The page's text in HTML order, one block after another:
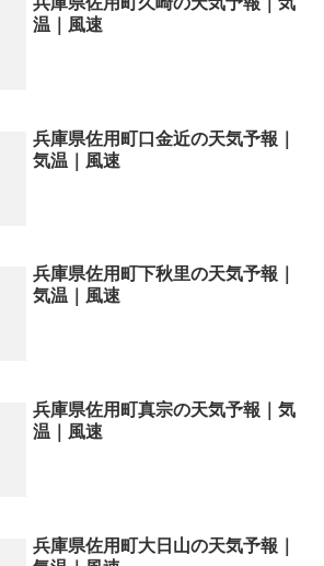
温｜風速
兵庫県佐用町口金近の天気予報｜
気温｜風速
兵庫県佐用町下秋里の天気予報｜
気温｜風速
兵庫県佐用町真宗の天気予報｜気
温｜風速
兵庫県佐用町大日山の天気予報｜